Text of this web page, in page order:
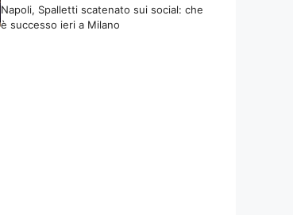
Napoli, Spalletti scatenato sui social: che
è successo ieri a Milano